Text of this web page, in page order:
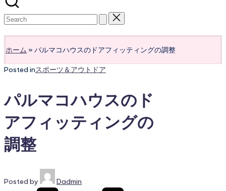
ホーム » パルマコハウスのドアフィッティングの調整
Posted inスポーツ＆アウトドア
パルマコハウスのド
アフィッティングの
調整
Posted by Dadmin